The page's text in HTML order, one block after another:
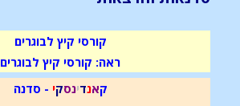
קורסי קיץ לבוגרים
ראה: קורסי קיץ לבוגרים
קאנדינסקי - סדנה